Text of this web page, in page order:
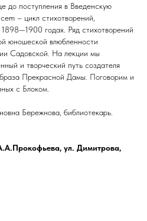
до поступления в Введенскую
– цикл стихотворений,
годах. Ряд стихотворений
юношеской влюбленности
Садовской. На лекции мы
и творческий путь создателя
Прекрасной Дамы. Поговорим и
с Блоком.
Бережнова, библиотекарь.
ул. Димитрова,